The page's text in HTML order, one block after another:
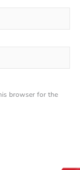
browser for the